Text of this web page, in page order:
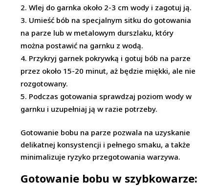
Wlej do garnka około 2-3 cm wody i zagotuj ją.
Umieść bób na specjalnym sitku do gotowania
na parze lub w metalowym durszlaku, który
można postawić na garnku z wodą.
Przykryj garnek pokrywką i gotuj bób na parze
przez około 15-20 minut, aż będzie miękki, ale nie
rozgotowany.
Podczas gotowania sprawdzaj poziom wody w
garnku i uzupełniaj ją w razie potrzeby.
Gotowanie bobu na parze pozwala na uzyskanie
delikatnej konsystencji i pełnego smaku, a także
minimalizuje ryzyko przegotowania warzywa.
Gotowanie bobu w szybkowarze: